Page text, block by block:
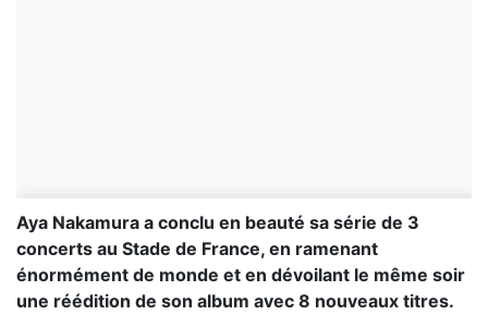
Aya Nakamura a conclu en beauté sa série de 3
concerts au Stade de France, en ramenant
énormément de monde et en dévoilant le même soir
une réédition de son album avec 8 nouveaux titres.